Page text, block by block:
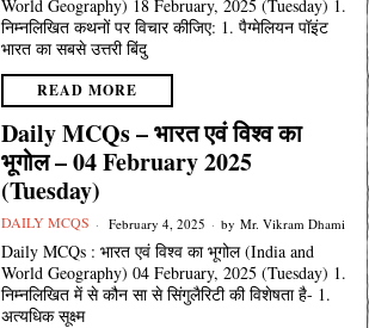
World Geography) 18 February, 2025 (Tuesday) 1.
निम्नलिखित कथनों पर विचार कीजिए: 1. पैग्मेलियन पॉइंट
भारत का सबसे उत्तरी बिंदु
READ MORE
Daily MCQs – भारत एवं विश्व का
भूगोल – 04 February 2025
(Tuesday)
DAILY MCQS February 4, 2025 by Mr. Vikram Dhami
Daily MCQs : भारत एवं विश्व का भूगोल (India and
World Geography) 04 February, 2025 (Tuesday) 1.
निम्नलिखित में से कौन सा से सिंगुलैरिटी की विशेषता है- 1.
अत्यधिक सूक्ष्म